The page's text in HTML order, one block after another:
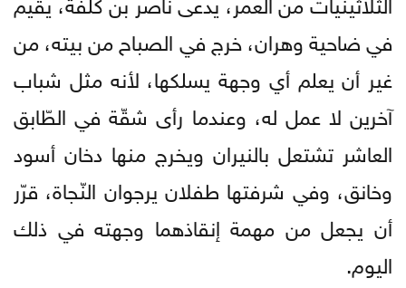
في ضاحية وهران، خرج في الصباح من بيته، من
غير أن يعلم أي وجهة يسلكها، لأنه مثل شباب
آخرين لا عمل له، وعندما رأى شقّة في الطّابق
العاشر تشتعل بالنيران ويخرج منها دخان أسود
وخانق، وفي شرفتها طفلان يرجوان النّجاة، قرّر
أن يجعل من مهمة إنقاذهما وجهته في ذلك
اليوم.